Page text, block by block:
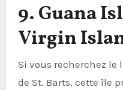
9. Guana
Virgin
Si vous recherchez le
de St. Barts, cette île